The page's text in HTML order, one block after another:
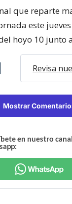
que reparte
este
hoyo 10 junto
Revisa
Mostrar
en nuestro